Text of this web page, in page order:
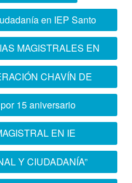
en IEP Santo
MAGISTRALES EN
Y CIUDADANÍA
CHAVÍN DE
15 aniversario
EN IE
DE BARRANCO
Y CIUDADANÍA”